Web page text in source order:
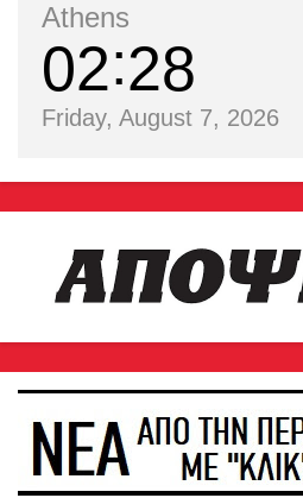
Athens
02 28
Friday, August 7, 2026